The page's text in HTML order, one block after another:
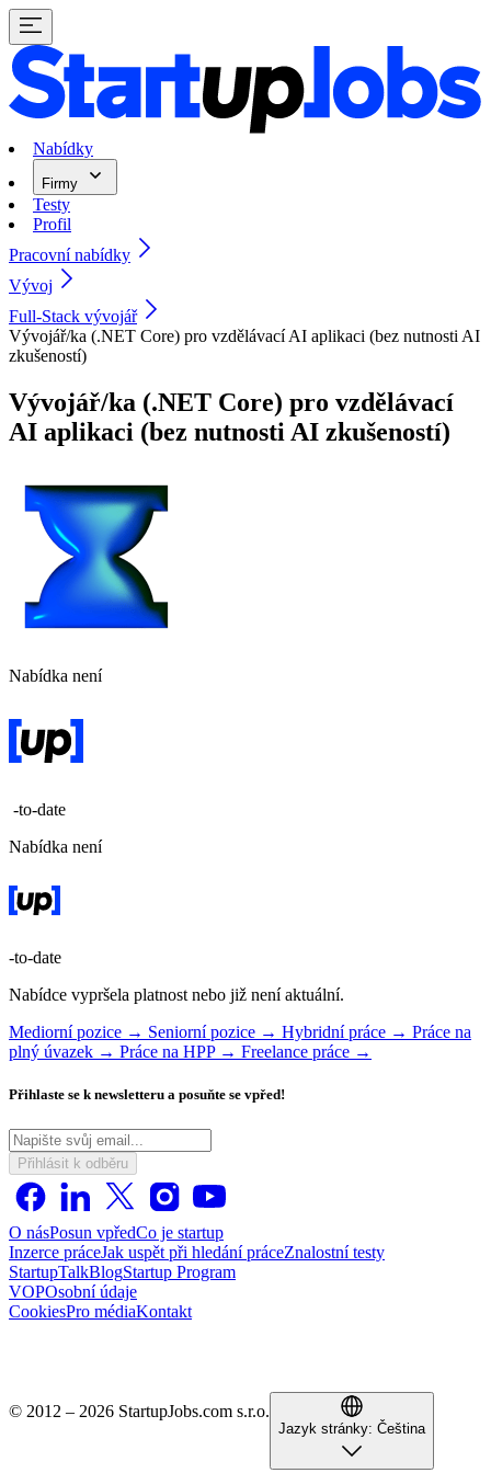
Nabídky
Firmy
Testy
Profil
Pracovní nabídky
Vývoj
Full-Stack vývojář
Vývojář/ka (.NET Core) pro vzdělávací AI aplikaci (bez nutnosti AI
zkušeností)
Vývojář/ka (.NET Core) pro vzdělávací
AI aplikaci (bez nutnosti AI zkušeností)
Nabídka není
-to-date
Nabídka není
-to-date
Nabídce vypršela platnost nebo již není aktuální.
Mediorní pozice → Seniorní pozice → Hybridní práce → Práce na
plný úvazek → Práce na HPP → Freelance práce →
Přihlaste se k newsletteru a posuňte se vpřed!
Přihlásit k odběru
O násPosun vpředCo je startup
Inzerce práceJak uspět při hledání práceZnalostní testy
StartupTalkBlogStartup Program
VOPOsobní údaje
CookiesPro médiaKontakt
© 2012 – 2026 StartupJobs.com s.r.o.
Jazyk stránky: Čeština